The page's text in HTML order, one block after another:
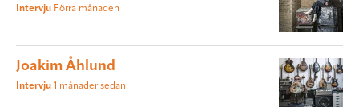
Intervju Förra månaden
Joakim Åhlund
Intervju 1 månader sedan